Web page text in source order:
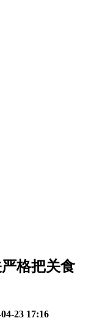
格把关食
23 17:16